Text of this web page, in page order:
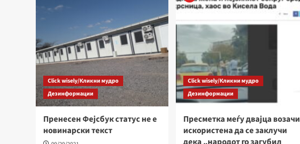
Click wisely/Кликни мудро
Дезинформации
Пренесен Фејсбук статус не е
новинарски текст
Click wisely/Кликни мудро
Дезинформации
Пресметка меѓу двајца возачи
искористена да се заклучи